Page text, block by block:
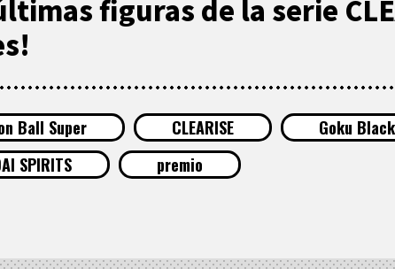
figuras de la serie
Ball Super CLEARISE Goku Black
SPIRITS
premio